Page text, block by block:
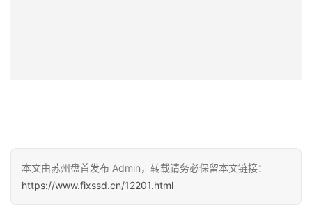
本文由苏州盘首发布 Admin，转载请务必保留本文链接：
https://www.fixssd.cn/12201.html